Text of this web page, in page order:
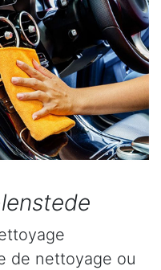
de nettoyage ou